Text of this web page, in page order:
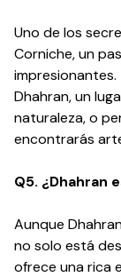
Uno de los
Corniche, un
Dhahran, un
naturaleza, o
encontrarás
Q5. ¿Dhahran
Aunque
no solo está
ofrece una rica